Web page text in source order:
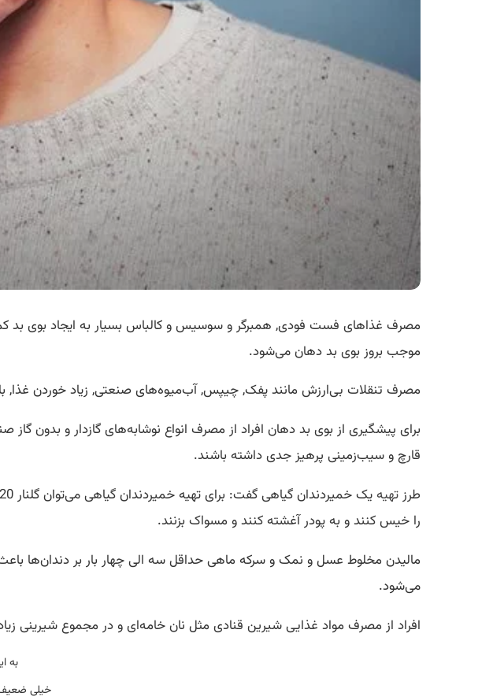
مصرف غذاهای فست فودی, همبرگر و سوسیس و کالباس بسیار به ایجاد بوی
موجب بروز بوی بد دهان می‌شود.
مصرف تنقلات بی‌ارزش مانند پفک, چیپس, آب‌میوه‌های صنعتی, زیاد خوردن غذا,
برای پیشگیری از بوی بد دهان افراد از مصرف انواع نوشابه‌های گازدار و بدون
قارچ و سیب‌زمینی پرهیز جدی داشته باشند.
طرز تهیه
را خیس کنند و به پودر آغشته کنند و مسواک بزنند.
مالیدن مخلوط عسل و نمک و سرکه ماهی حداقل سه الی چهار بار بر دندان‌ها
می‌شود.
افراد از مصرف مواد غذایی شیرین قنادی مثل نان خامه‌ای و در مجموع شیرینی
به
خیلی